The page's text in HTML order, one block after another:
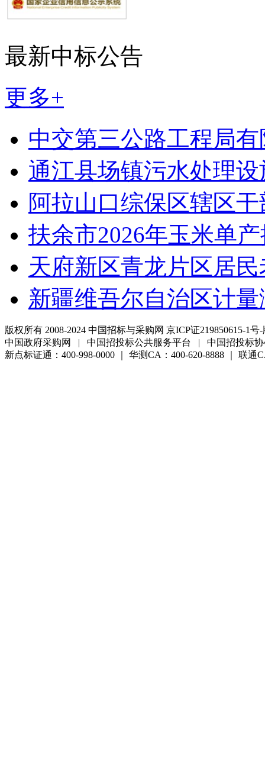
最新中标公告
更多+
中交第三公路工程局
通江县场镇污水处理
阿拉山口综保区辖区
扶余市2026年玉米单
天府新区青龙片区居
新疆维吾尔自治区计
版权所有 2008-2024 中国招标与采购网 京ICP证219850615-1号
中国政府采购网 | 中国招投标公共服务平台 | 中国招投标
新点标证通：400-998-0000 ｜ 华测CA：400-620-8888 ｜ 联通